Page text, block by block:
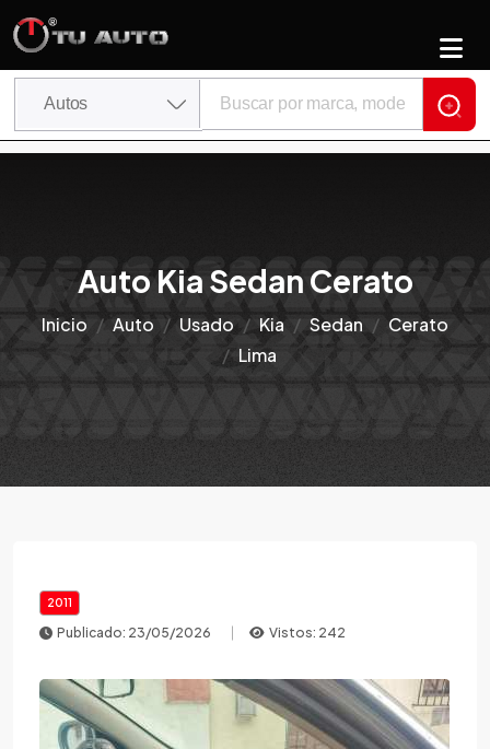
Auto Kia Sedan Cerato
Inicio Auto Usado Kia Sedan
Cerato
Lima
2011
Publicado: 23/05/2026 Vistos: 242